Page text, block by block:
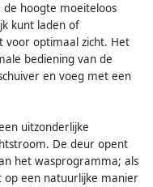
hoogte moeiteloos
kunt laden of
voor optimaal zicht. Het
bediening van de
en voeg met een
uitzonderlijke
De deur opent
het wasprogramma; als
op een natuurlijke manier